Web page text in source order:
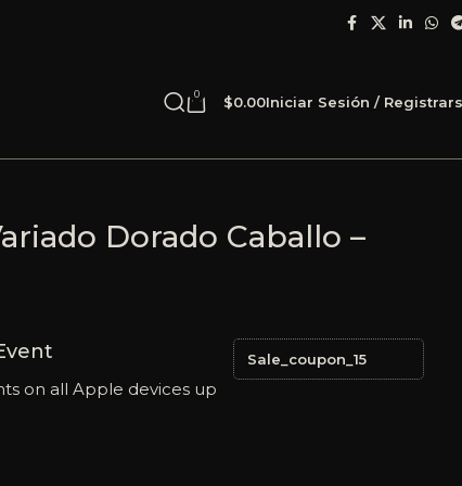
0 $0.00Iniciar Sesión /
Dorado Caballo –
on all Apple devices up
Sale_coupon_15